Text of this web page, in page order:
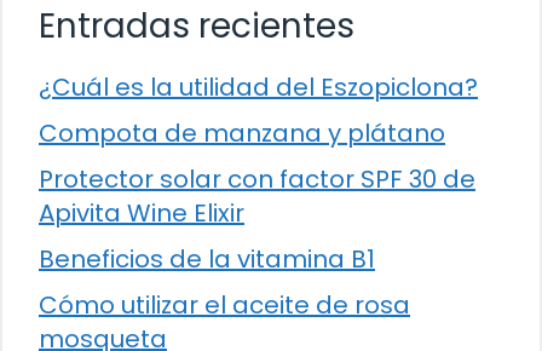
Entradas recientes
¿Cuál es la utilidad del Eszopiclona?
Compota de manzana y plátano
Protector solar con factor SPF 30 de
Apivita Wine Elixir
Beneficios de la vitamina B1
Cómo utilizar el aceite de rosa
mosqueta